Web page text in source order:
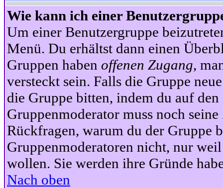
Wie kann ich einer
Um einer Benutzergruppe
Menü. Du erhältst dann einen
Gruppen haben offenen Zugang,
versteckt sein. Falls die Gruppe
die Gruppe bitten, indem du auf
Gruppenmoderator muss noch
Rückfragen, warum du der Gruppe
Gruppenmoderatoren nicht, nur
wollen. Sie werden ihre Gründe
Nach oben